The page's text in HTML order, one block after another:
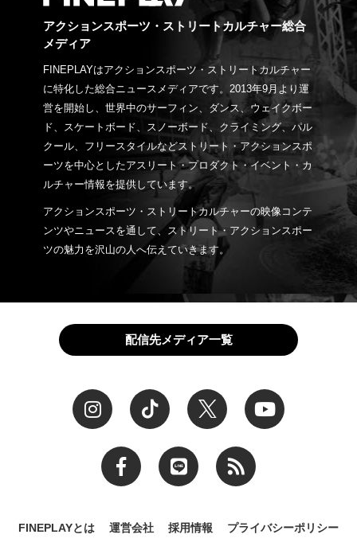
アクションスポーツ・ストリートカルチャー総合
メディア
FINEPLAYはアクションスポーツ・ストリートカルチャー
に特化した総合ニュースメディアです。2013年9月より運
営を開始し、世界中のサーフィン、ダンス、ウェイクボー
ド、スケートボード、スノーボード、クライミング、パル
クール、フリースタイルなどストリート・アクションスポ
ーツを中心としたアスリート・プロダクト・イベント・カ
ルチャー情報を提供しています。
アクションスポーツ・ストリートカルチャーの映像コンテ
ンツやニュースを通して、ストリート・アクションスポー
ツの魅力を沢山の人へ伝えていきます。
配信先メディア一覧
FINEPLAYとは 運営会社 採用情報 プライバシーポリシー